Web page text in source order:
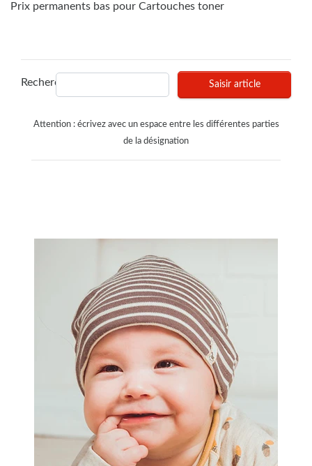
Prix permanents bas pour Cartouches toner
Recherches Saisir article
Attention : écrivez avec un espace entre les différentes parties
de la désignation